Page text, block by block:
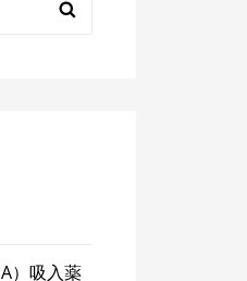
）吸入薬